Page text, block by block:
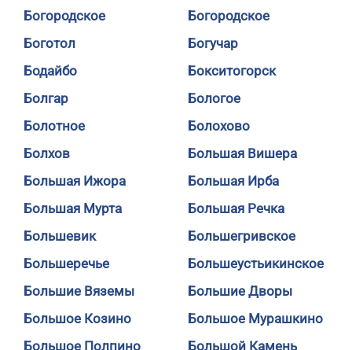
Богородское
Богородское
Боготол
Богучар
Бодайбо
Бокситогорск
Болгар
Бологое
Болотное
Болохово
Болхов
Большая Вишера
Большая Ижора
Большая Ирба
Большая Мурта
Большая Речка
Большевик
Большегривское
Большеречье
Большеустьикинское
Большие Вяземы
Большие Дворы
Большое Козино
Большое Мурашкино
Большое Полпино
Большой Камень